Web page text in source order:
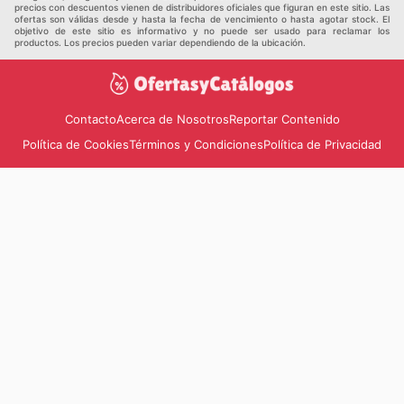
saving now.
precios con descuentos vienen de distribuidores oficiales que figuran en este sitio. Las
ofertas son válidas desde y hasta la fecha de vencimiento o hasta agotar stock. El
objetivo de este sitio es informativo y no puede ser usado para reclamar los
productos. Los precios pueden variar dependiendo de la ubicación.
ContactoAcerca de NosotrosReportar Contenido
Política de CookiesTérminos y CondicionesPolítica de Privacidad